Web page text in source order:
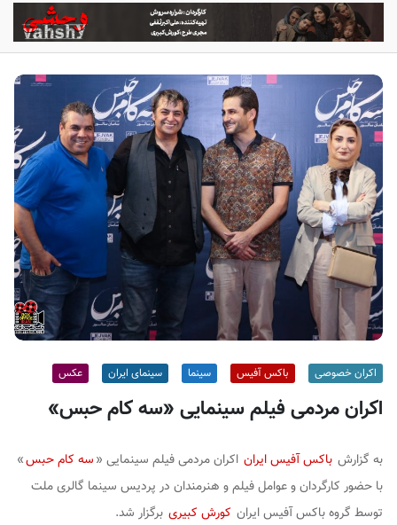
ب
ا
ک
س
س
ا
ی
ر
ن
اکران خصوصی باکس آفیس سینما سینمای ایران عکس
اکران مردمی فیلم سینمایی «سه کام حبس»
به گزارش باکس آفیس ایران اکران مردمی فیلم سینمایی «سه کام حبس»
با حضور کارگردان و عوامل فیلم و هنرمندان در پردیس سینما گالری ملت
توسط گروه باکس آفیس ایران کورش کبیری برگزار شد.